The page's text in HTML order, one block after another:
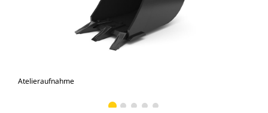
Atelieraufnahme